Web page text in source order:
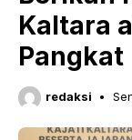
Kaltara
Pangkat
redaksi